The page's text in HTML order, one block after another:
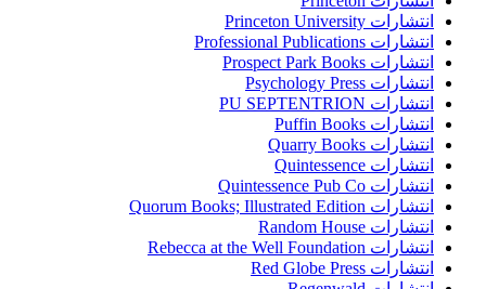
انتشارات Princeton University
انتشارات Professional Publications
انتشارات Prospect Park Books
انتشارات Psychology Press
انتشارات PU SEPTENTRION
انتشارات Puffin Books
انتشارات Quarry Books
انتشارات Quintessence
انتشارات Quintessence Pub Co
انتشارات Quorum Books; Illustrated Edition
انتشارات Random House
انتشارات Rebecca at the Well Foundation
انتشارات Red Globe Press